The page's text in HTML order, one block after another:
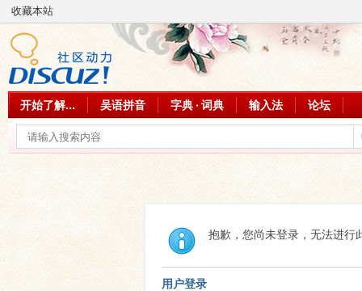
收藏本站
开始了解... 吴语拼音 字典 · 词典 输入法 论坛
抱歉，您尚未登录，无法进行
用户登录